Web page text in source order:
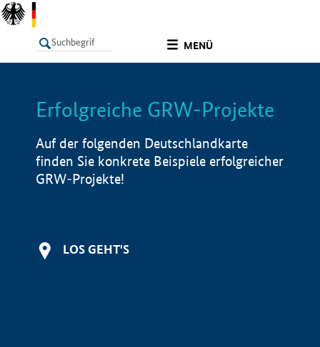
MENÜ
LISTE Info
Erfolgreiche GRW-Projekte
Auf der folgenden Deutschlandkarte
finden Sie konkrete Beispiele erfolgreicher
GRW-Projekte!
LOS GEHT'S